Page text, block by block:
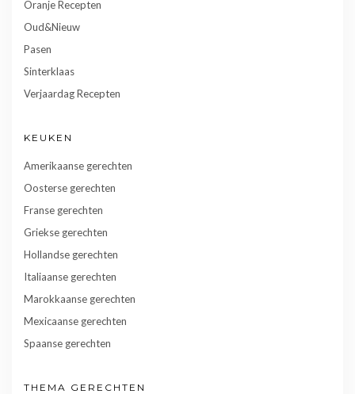
Oranje Recepten
Oud&Nieuw
Pasen
Sinterklaas
Verjaardag Recepten
KEUKEN
Amerikaanse gerechten
Oosterse gerechten
Franse gerechten
Griekse gerechten
Hollandse gerechten
Italiaanse gerechten
Marokkaanse gerechten
Mexicaanse gerechten
Spaanse gerechten
THEMA GERECHTEN